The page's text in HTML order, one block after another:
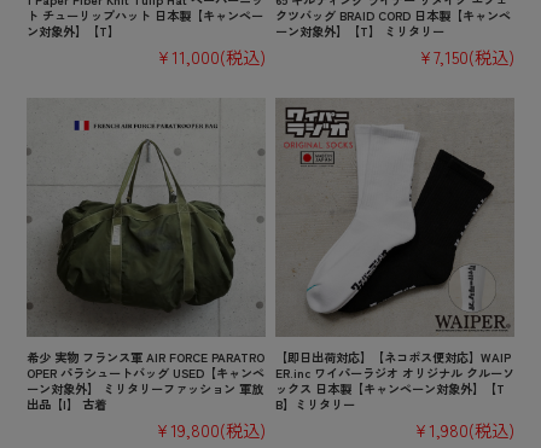
ト チューリップハット 日本製【キャンペー
ン対象外】【T】
¥11,000(税込)
クツバッグ BRAID CORD 日本製【キャンペ
ーン対象外】【T】 ミリタリー
¥7,150(税込)
希少 実物 フランス軍 AIR FORCE PARATRO
OPER パラシュートバッグ USED【キャンペ
ーン対象外】 ミリタリーファッション 軍放
出品【I】 古着
¥19,800(税込)
【即日出荷対応】【ネコポス便対応】WAIP
ER.inc ワイパーラジオ オリジナル クルーソ
ックス 日本製【キャンペーン対象外】【T
B】ミリタリー
¥1,980(税込)